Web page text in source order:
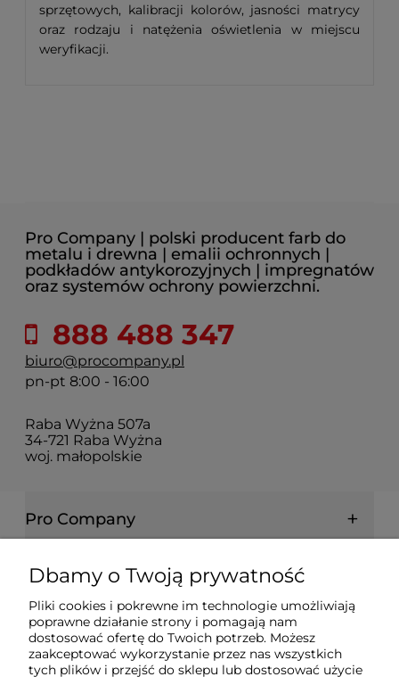
sprzętowych, kalibracji kolorów, jasności matrycy
oraz rodzaju i natężenia oświetlenia w miejscu
weryfikacji.
Pro Company | polski producent farb do
metalu i drewna | emalii ochronnych |
podkładów antykorozyjnych | impregnatów
oraz systemów ochrony powierzchni.
888 488 347
biuro@procompany.pl
pn-pt 8:00 - 16:00
Raba Wyżna 507a
34-721 Raba Wyżna
woj. małopolskie
Pro Company
Farby | Lakiery | Emalie
Ochrona drewna | metalu | betonu
Informacje prawne
Dbamy o Twoją prywatność
Pliki cookies i pokrewne im technologie umożliwiają
poprawne działanie strony i pomagają nam
dostosować ofertę do Twoich potrzeb. Możesz
zaakceptować wykorzystanie przez nas wszystkich
tych plików i przejść do sklepu lub dostosować użycie